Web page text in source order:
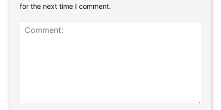
for the next time I comment.